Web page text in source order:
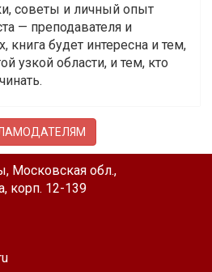
советы и личный опыт
— преподавателя и
книга будет интересна и тем,
узкой области, и тем, кто
Московская обл.,
корп. 12-139